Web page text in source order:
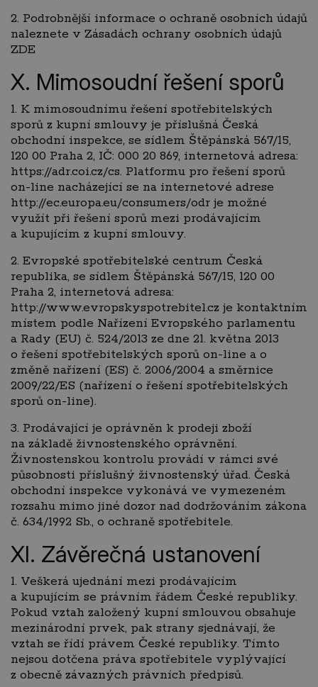
2. Podrobnější informace o ochraně osobních údajů
naleznete v Zásadách ochrany osobních údajů
ZDE
X. Mimosoudní řešení sporů
1. K mimosoudnímu řešení spotřebitelských
sporů z kupní smlouvy je příslušná Česká
obchodní inspekce, se sídlem Štěpánská 567/15,
120 00 Praha 2, IČ: 000 20 869, internetová adresa:
https://adr.coi.cz/cs. Platformu pro řešení sporů
on-line nacházející se na internetové adrese
http://ec.europa.eu/consumers/odr je možné
využít při řešení sporů mezi prodávajícím
a kupujícím z kupní smlouvy.
2. Evropské spotřebitelské centrum Česká
republika, se sídlem Štěpánská 567/15, 120 00
Praha 2, internetová adresa:
http://www.evropskyspotrebitel.cz je kontaktním
místem podle Nařízení Evropského parlamentu
a Rady (EU) č. 524/2013 ze dne 21. května 2013
o řešení spotřebitelských sporů on-line a o
změně nařízení (ES) č. 2006/2004 a směrnice
2009/22/ES (nařízení o řešení spotřebitelských
sporů on-line).
3. Prodávající je oprávněn k prodeji zboží
na základě živnostenského oprávnění.
Živnostenskou kontrolu provádí v rámci své
působnosti příslušný živnostenský úřad. Česká
obchodní inspekce vykonává ve vymezeném
rozsahu mimo jiné dozor nad dodržováním zákona
č. 634/1992 Sb., o ochraně spotřebitele.
XI. Závěrečná ustanovení
1. Veškerá ujednání mezi prodávajícím
a kupujícím se právním řádem České republiky.
Pokud vztah založený kupní smlouvou obsahuje
mezinárodní prvek, pak strany sjednávají, že
vztah se řídí právem České republiky. Tímto
nejsou dotčena práva spotřebitele vyplývající
z obecně závazných právních předpisů.